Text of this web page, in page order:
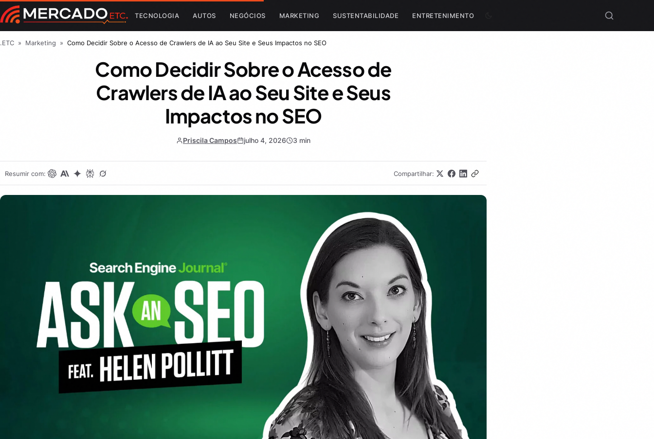
TECNOLOGIA AUTOS NEGÓCIOS MARKETING SUSTENTABILIDADE ENTRETENIMENTO
.ETC » Marketing » Como Decidir Sobre o Acesso de Crawlers de IA ao Seu Site e Seus Impactos no SEO
Como Decidir Sobre o Acesso de
Crawlers de IA ao Seu Site e Seus
Impactos no SEO
Priscila Campos julho 4, 2026 3 min
Resumir com: Compartilhar: